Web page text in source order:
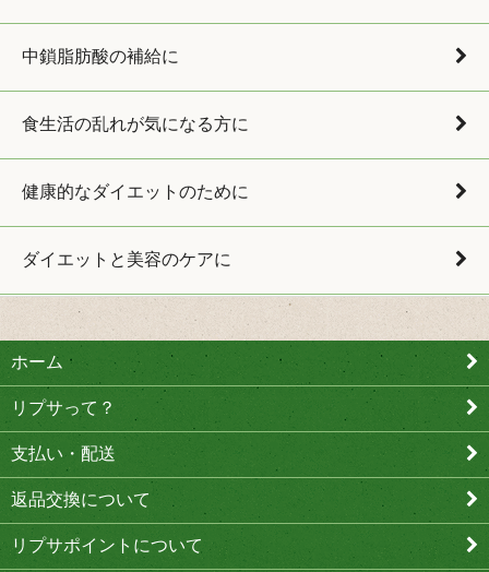
中鎖脂肪酸の補給に
食生活の乱れが気になる方に
健康的なダイエットのために
ダイエットと美容のケアに
ホーム
リプサって？
支払い・配送
返品交換について
リプサポイントについて